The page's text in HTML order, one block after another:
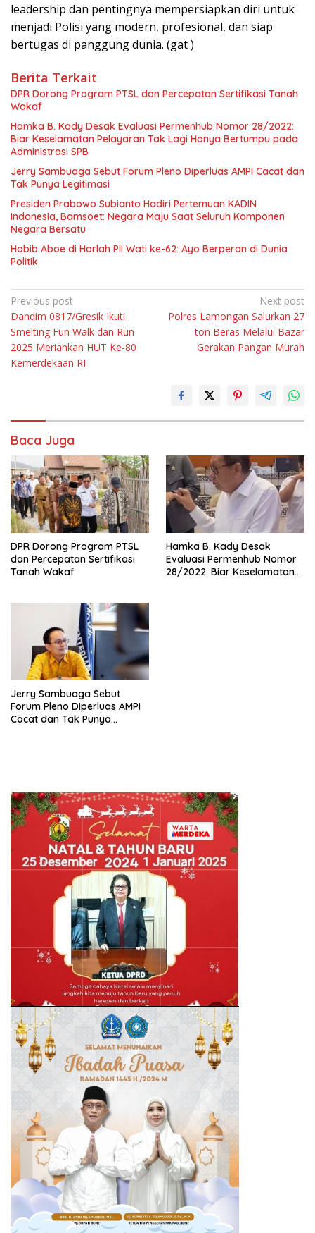
leadership dan pentingnya mempersiapkan diri untuk
menjadi Polisi yang modern, profesional, dan siap
bertugas di panggung dunia. (gat )
Berita Terkait
DPR Dorong Program PTSL dan Percepatan Sertifikasi Tanah
Wakaf
Hamka B. Kady Desak Evaluasi Permenhub Nomor 28/2022:
Biar Keselamatan Pelayaran Tak Lagi Hanya Bertumpu pada
Administrasi SPB
Jerry Sambuaga Sebut Forum Pleno Diperluas AMPI Cacat dan
Tak Punya Legitimasi
Presiden Prabowo Subianto Hadiri Pertemuan KADIN
Indonesia, Bamsoet: Negara Maju Saat Seluruh Komponen
Negara Bersatu
Habib Aboe di Harlah PII Wati ke-62: Ayo Berperan di Dunia
Politik
Navigasi
pos
Previous post
Dandim 0817/Gresik Ikuti
Smelting Fun Walk dan Run
2025 Meriahkan HUT Ke-80
Kemerdekaan RI
Next post
Polres Lamongan Salurkan 27
ton Beras Melalui Bazar
Gerakan Pangan Murah
Baca Juga
DPR Dorong Program PTSL
dan Percepatan Sertifikasi
Tanah Wakaf
Hamka B. Kady Desak
Evaluasi Permenhub Nomor
28/2022: Biar Keselamatan
Jerry Sambuaga Sebut
Forum Pleno Diperluas AMPI
Cacat dan Tak Punya